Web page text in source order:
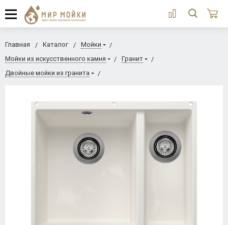
Главная Каталог
Мойки
Мойки из искусственного камня
Гранит
Двойные мойки из гранита